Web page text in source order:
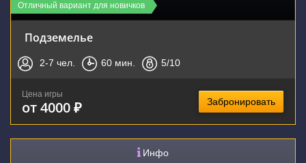
Отличный вариант для новичков
Подземелье
2-7 чел. 60 мин. 5/10
Цена игры
от 4000 ₽ Забронировать
Инфо